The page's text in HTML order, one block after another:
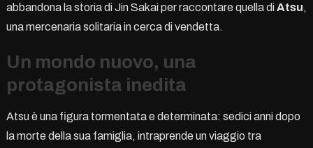
abbandona la storia di Jin Sakai per raccontare quella diAtsu,
una mercenaria solitaria in cerca di vendetta.
Un mondo nuovo, una
protagonista inedita
Atsu è una figura tormentata e determinata: sedici anni dopo
la morte della sua famiglia, intraprende un viaggio tra